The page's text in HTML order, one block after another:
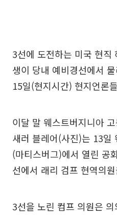
3선에 도전하는 미국 현직
생이 당내 예비경선에서
15일(현지시간) 현지언론
이달 말 웨스트버지니아
새러 블레어(사진)는 13일
(마티스버그)에서 열린 공
선에서 래리 검프 현역의
3선을 노린 컴프 의원은